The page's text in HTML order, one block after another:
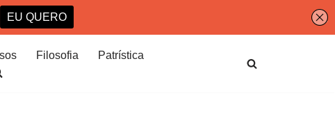
Filosofia
Patrística